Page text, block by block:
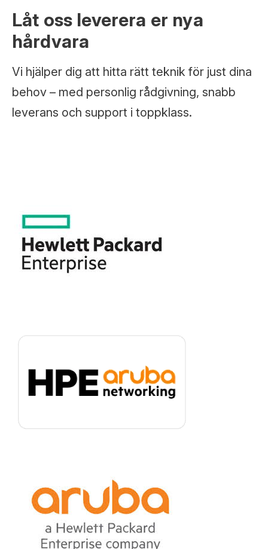
Låt oss leverera er nya
hårdvara
Vi hjälper dig att hitta rätt teknik för just dina
behov – med personlig rådgivning, snabb
leverans och support i toppklass.